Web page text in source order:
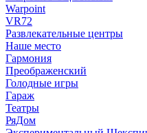
Warpoint
VR72
Развлекательные центры
Наше место
Гармония
Преображенский
Голодные игры
Гараж
Театры
РяДом